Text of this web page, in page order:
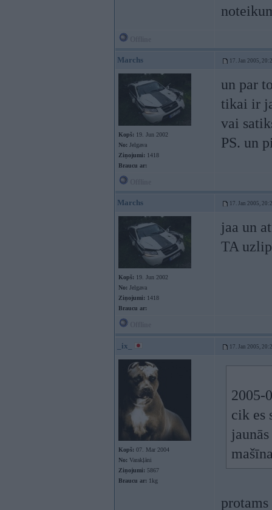
Marchs 17. Jan 2005,
Kopš: 19. Jun 2002
No: Jelgava
Ziņojumi: 1418
Braucu ar:
un par
tikai ir
vai
PS. un
Marchs 17. Jan 2005,
Kopš: 19. Jun 2002
No: Jelgava
Ziņojumi: 1418
Braucu ar:
jaa un
TA
_ix_ 17. Jan 2005,
Kopš: 07. Mar 2004
No: Varakļāni
Ziņojumi: 5867
Braucu ar: 1kg
2005-
cik es